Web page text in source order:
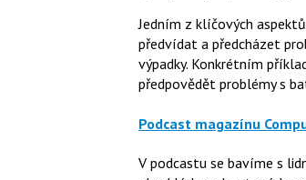
Jedním z klíčových
předvídat a předcházet
výpadky. Konkrétním
předpovědět problémy s
Podcast magazínu
V podcastu se bavíme s